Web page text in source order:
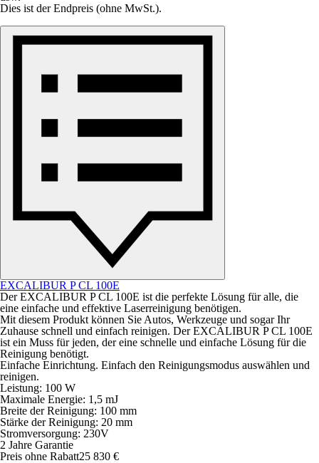
Dies ist der Endpreis (ohne MwSt.).
EXCALIBUR P CL 100E
Der EXCALIBUR P CL 100E ist die perfekte Lösung für alle, die
eine einfache und effektive Laserreinigung benötigen.
Mit diesem Produkt können Sie Autos, Werkzeuge und sogar Ihr
Zuhause schnell und einfach reinigen. Der EXCALIBUR P CL 100E
ist ein Muss für jeden, der eine schnelle und einfache Lösung für die
Reinigung benötigt.
Einfache Einrichtung. Einfach den Reinigungsmodus auswählen und
reinigen.
Leistung: 100 W
Maximale Energie: 1,5 mJ
Breite der Reinigung: 100 mm
Stärke der Reinigung: 20 mm
Stromversorgung: 230V
2 Jahre Garantie
Preis ohne Rabatt25 830 €